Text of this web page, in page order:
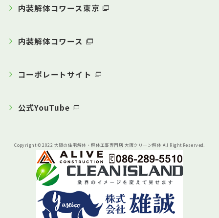
内装解体コワース東京
内装解体コワース
コーポレートサイト
公式YouTube
Copyright © 2022 大阪の住宅解体・解体工事専門店 大阪クリーン解体 All Right Reserved.